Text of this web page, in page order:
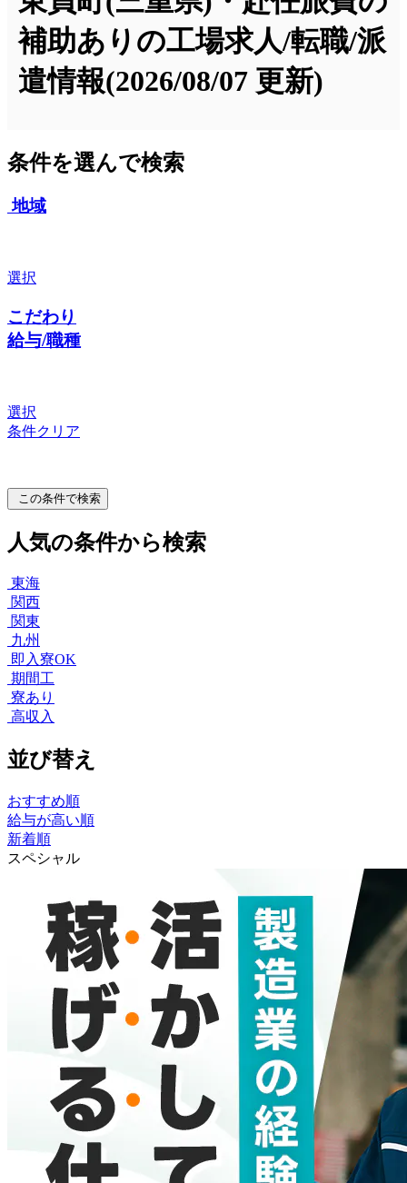
補助ありの工場求人/転職/派
遣情報(2026/08/07 更新)
条件を選んで検索
地域
選択
こだわり
給与/職種
選択
条件クリア
この条件で検索
人気の条件から検索
東海
関西
関東
九州
即入寮OK
期間工
寮あり
高収入
並び替え
おすすめ順
給与が高い順
新着順
スペシャル